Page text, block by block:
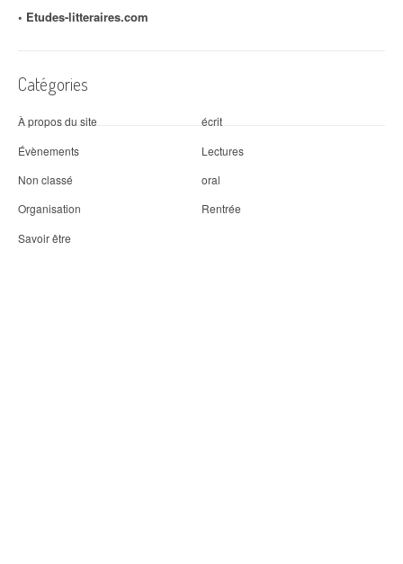
◦ Etudes-litteraires.com
Catégories
À propos du site
écrit
Évènements
Lectures
Non classé
oral
Organisation
Rentrée
Savoir être